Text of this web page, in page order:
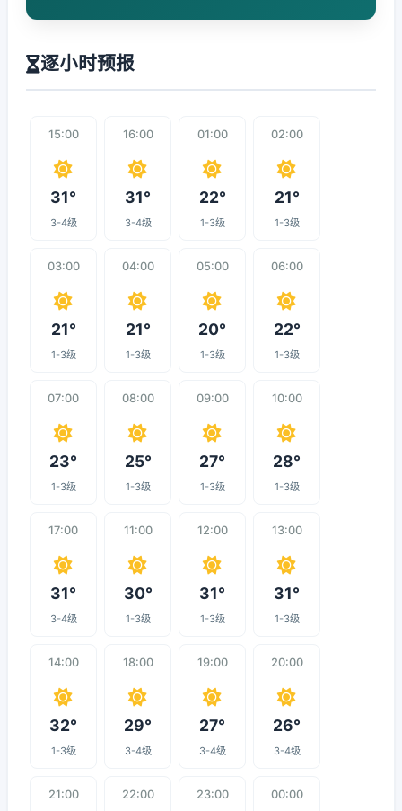
逐小时预报
15:00
31°
3-4级
16:00
31°
3-4级
01:00
22°
1-3级
02:00
21°
1-3级
03:00
21°
1-3级
04:00
21°
1-3级
05:00
20°
1-3级
06:00
22°
1-3级
07:00
23°
1-3级
08:00
25°
1-3级
09:00
27°
1-3级
10:00
28°
1-3级
17:00
31°
3-4级
11:00
30°
1-3级
12:00
31°
1-3级
13:00
31°
1-3级
14:00
32°
1-3级
18:00
29°
3-4级
19:00
27°
3-4级
20:00
26°
3-4级
21:00 22:00 23:00 00:00